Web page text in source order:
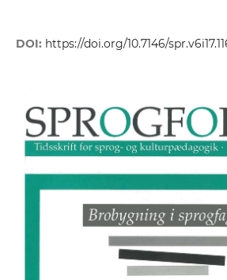
DOI: https://doi.org/10.7146/